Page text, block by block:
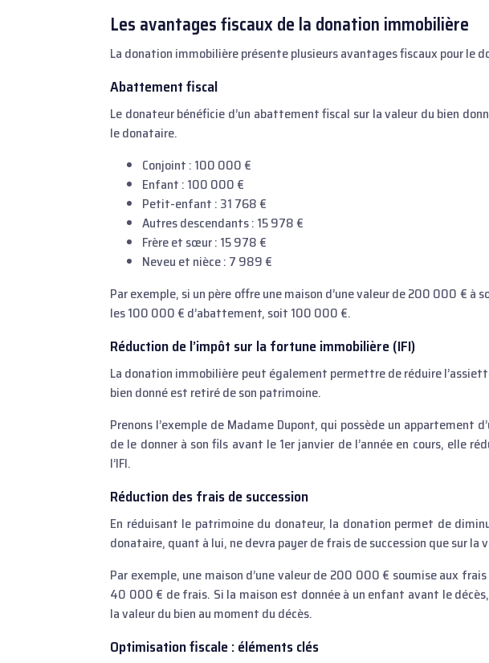
Les avantages fiscaux de la donation immobilière
La donation immobilière présente plusieurs avantages fiscaux pour le
Abattement fiscal
Le donateur bénéficie d’un abattement fiscal sur la valeur du bien
le donataire.
Conjoint : 100 000 €
Enfant : 100 000 €
Petit-enfant : 31 768 €
Autres descendants : 15 978 €
Frère et sœur : 15 978 €
Neveu et nièce : 7 989 €
Par exemple, si un père offre une maison d’une valeur de 200 000 € à
les 100 000 € d’abattement, soit 100 000 €.
Réduction de l’impôt sur la fortune immobilière (IFI)
La donation immobilière peut également permettre de réduire
bien donné est retiré de son patrimoine.
Prenons l’exemple de Madame Dupont, qui possède un appartement
de le donner à son fils avant le 1er janvier de l’année en cours, elle
l’IFI.
Réduction des frais de succession
En réduisant le patrimoine du donateur, la donation permet de
donataire, quant à lui, ne devra payer de frais de succession que sur la
Par exemple, une maison d’une valeur de 200 000 € soumise aux
40 000 € de frais. Si la maison est donnée à un enfant avant le
la valeur du bien au moment du décès.
Optimisation fiscale : éléments clés